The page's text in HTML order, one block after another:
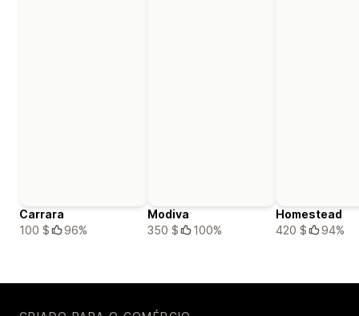
Carrara
100 $
96%
Modiva
350 $
100%
Homestead
420 $
94%